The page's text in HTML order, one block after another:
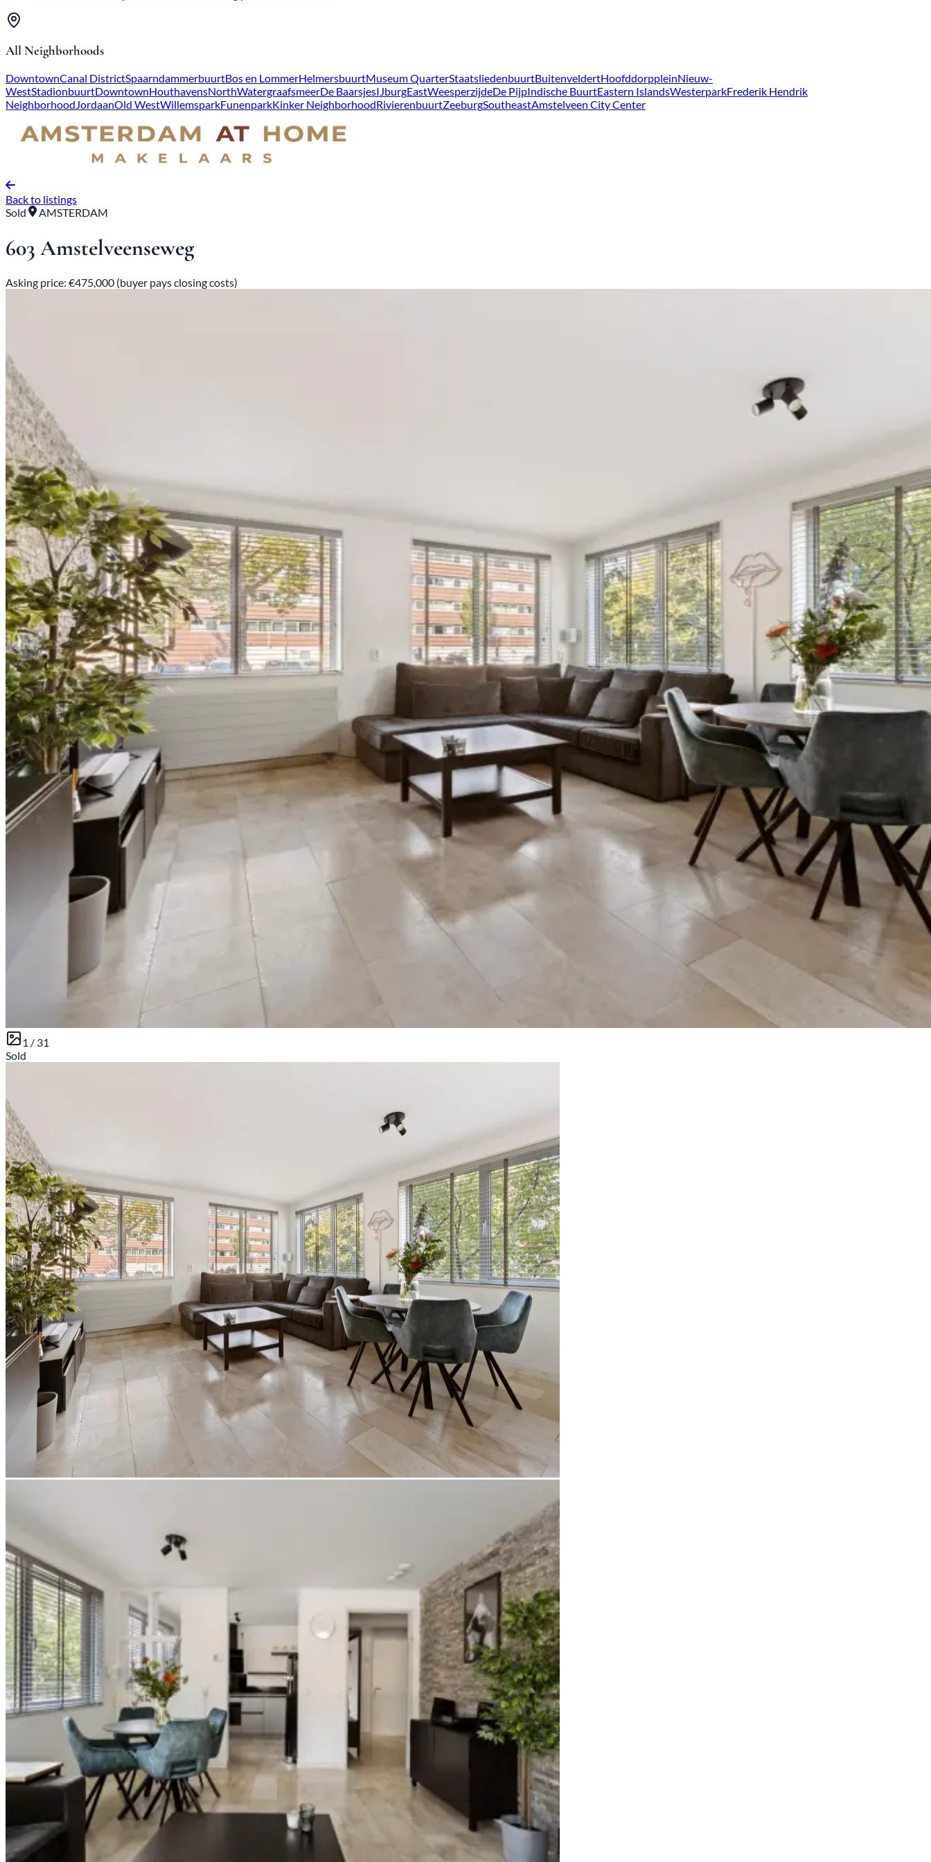
All Neighborhoods
DowntownCanal DistrictSpaarndammerbuurtBos en LommerHelmersbuurtMuseum QuarterStaatsliedenbuurtBuitenveldertHoofddorppleinNieuw-
WestStadionbuurtDowntownHouthavensNorthWatergraafsmeerDe BaarsjesIJburgEastWeesperzijdeDe PijpIndische BuurtEastern IslandsWesterparkFrederik Hendrik
NeighborhoodJordaanOld WestWillemsparkFunenparkKinker NeighborhoodRivierenbuurtZeeburgSoutheastAmstelveen City Center
Back to listings
Sold
AMSTERDAM
603 Amstelveenseweg
Asking price: €475,000 (buyer pays closing costs)
1 / 31
Sold